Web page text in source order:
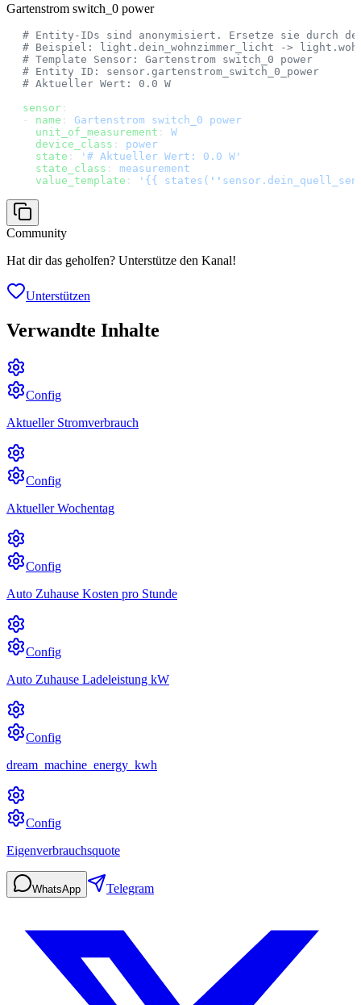
Gartenstrom switch_0 power
# Entity-IDs sind anonymisiert. Ersetze sie durch
# Beispiel: light.dein_wohnzimmer_licht ->
# Template Sensor: Gartenstrom switch_0 power
# Entity ID: sensor.gartenstrom_switch_0_power
# Aktueller Wert: 0.0 W
sensor :
- name : Gartenstrom switch_0 power
  unit_of_measurement
: W
  device_class
: power
  state
:
'# Aktueller Wert: 0.0 W'
  state_class
: measurement
  value_template
: '{{ states( ''
Community
Hat dir das geholfen? Unterstütze den Kanal!
Unterstützen
Verwandte Inhalte
Config
Aktueller Stromverbrauch
Config
Aktueller Wochentag
Config
Auto Zuhause Kosten pro Stunde
Config
Auto Zuhause Ladeleistung kW
Config
dream_machine_energy_kwh
Config
Eigenverbrauchsquote
WhatsApp Telegram